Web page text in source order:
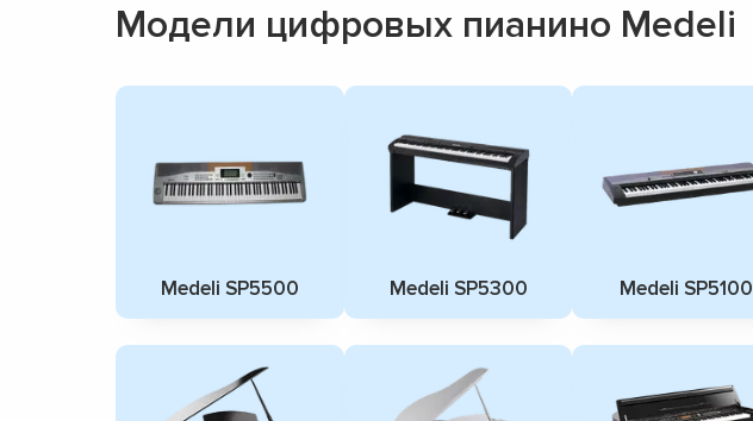
Модели цифровых пианино Medeli
Medeli SP5500 Medeli SP5300 Medeli SP5100